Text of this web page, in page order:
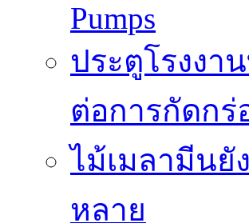
Pumps
ประตูโรงง
ต่อการกัดกร่
ไม้เมลามีน
หลาย